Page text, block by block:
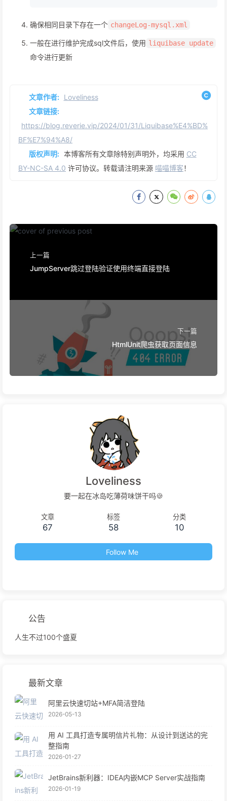
确保相同目录下存在一个 changeLog-mysql.xml
一般在进行维护完成sql文件后，使用 liquibase update
命令进行更新
文章作者: Loveliness
文章链接:
https://blog.reverie.vip/2024/01/31/Liquibase%E4%BD%
BF%E7%94%A8/
版权声明: 本博客所有文章除特别声明外，均采用 CC
BY-NC-SA 4.0 许可协议。转载请注明来源 喵喵博客！
上一篇
JumpServer跳过登陆验证使用终端直接登陆
下一篇
HtmlUnit爬虫获取页面信息
Loveliness
要一起在冰岛吃薄荷味饼干吗🍪
文章
67
标签
58
分类
10
Follow Me
公告
人生不过100个盛夏
最新文章
阿里云快速切站+MFA简洁登陆
2026-05-13
用 AI 工具打造专属明信片礼物：从设计到送达的完
整指南
2026-01-27
JetBrains新利器：IDEA内嵌MCP Server实战指南
2026-01-19